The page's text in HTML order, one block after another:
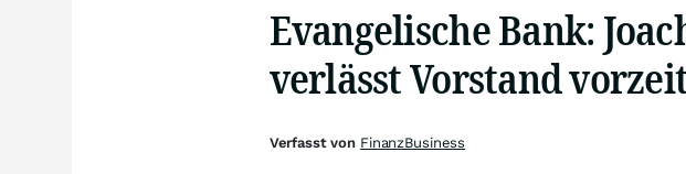
Evangelische Bank:
verlässt Vorstand
Verfasst von FinanzBusiness